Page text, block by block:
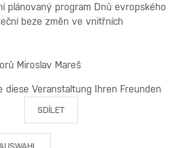
plánovaný program Dnů evropského
beze změn ve vnitřních
Miroslav Mareš
diese Veranstaltung Ihren Freunden
SDÍLET